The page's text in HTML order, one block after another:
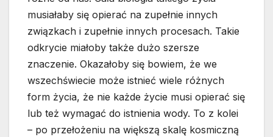
musiałaby się opierać na zupełnie innych
związkach i zupełnie innych procesach. Takie
odkrycie miałoby także dużo szersze
znaczenie. Okazałoby się bowiem, że we
wszechświecie może istnieć wiele różnych
form życia, że nie każde życie musi opierać się
lub też wymagać do istnienia wody. To z kolei
– po przełożeniu na większą skalę kosmiczną